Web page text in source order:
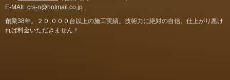
E-MAIL crs-n@hotmail.co.jp
創業38年。２０,０００台以上の施工実績。技術力に絶対の自信。仕上がり悪け
れば料金いただきません！